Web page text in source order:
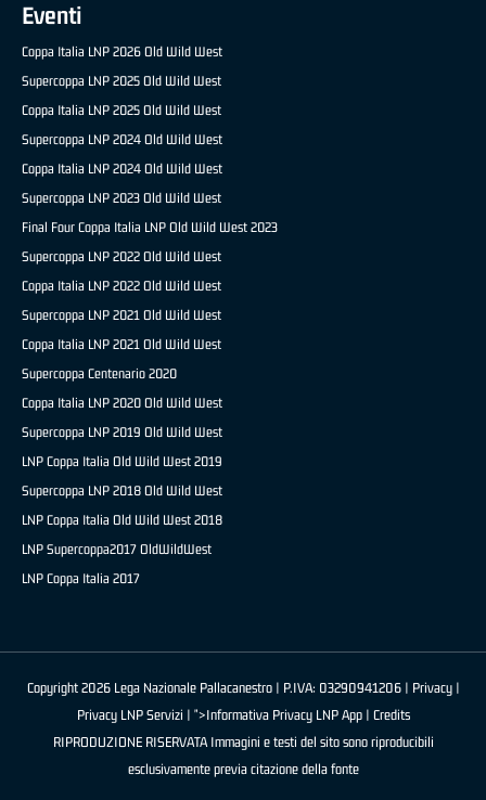
Eventi
Coppa Italia LNP 2026 Old Wild West
Supercoppa LNP 2025 Old Wild West
Coppa Italia LNP 2025 Old Wild West
Supercoppa LNP 2024 Old Wild West
Coppa Italia LNP 2024 Old Wild West
Supercoppa LNP 2023 Old Wild West
Final Four Coppa Italia LNP Old Wild West 2023
Supercoppa LNP 2022 Old Wild West
Coppa Italia LNP 2022 Old Wild West
Supercoppa LNP 2021 Old Wild West
Coppa Italia LNP 2021 Old Wild West
Supercoppa Centenario 2020
Coppa Italia LNP 2020 Old Wild West
Supercoppa LNP 2019 Old Wild West
LNP Coppa Italia Old Wild West 2019
Supercoppa LNP 2018 Old Wild West
LNP Coppa Italia Old Wild West 2018
LNP Supercoppa2017 OldWildWest
LNP Coppa Italia 2017
Copyright 2026 Lega Nazionale Pallacanestro | P.IVA: 03290941206 | Privacy|
Privacy LNP Servizi | ">Informativa Privacy LNP App | Credits
RIPRODUZIONE RISERVATA Immagini e testi del sito sono riproducibili
esclusivamente previa citazione della fonte